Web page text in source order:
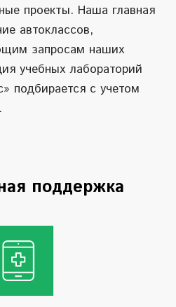
проекты. Наша главная
автоклассов,
запросам наших
учебных лабораторий
подбирается с учетом
поддержка